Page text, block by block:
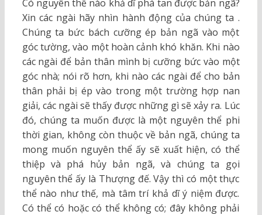
Có nguyên thể nào khả dĩ phá tan được bản ngã?
Xin các ngài hãy nhìn hành động của chúng ta .
Chúng ta bức bách cưỡng ép bản ngã vào một
góc tường, vào một hoàn cảnh khó khăn. Khi nào
các ngài để bản thân mình bị cưỡng bức vào một
góc nhà; nói rõ hơn, khi nào các ngài để cho bản
thân phải bị ép vào trong một trường hợp nan
giải, các ngài sẽ thấy được những gì sẽ xảy ra. Lúc
đó, chúng ta muốn được là một nguyên thể phi
thời gian, không còn thuộc về bản ngã, chúng ta
mong muốn nguyên thể ấy sẽ xuất hiện, có thể
thiệp và phá hủy bản ngã, và chúng ta gọi
nguyên thể ấy là Thượng đế. Vậy thì có một thực
thể nào như thế, mà tâm trí khả dĩ ý niệm được.
Có thể có hoặc có thể không có; đây không phải